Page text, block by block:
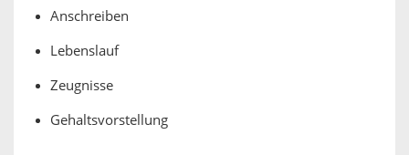
Anschreiben
Lebenslauf
Zeugnisse
Gehaltsvorstellung